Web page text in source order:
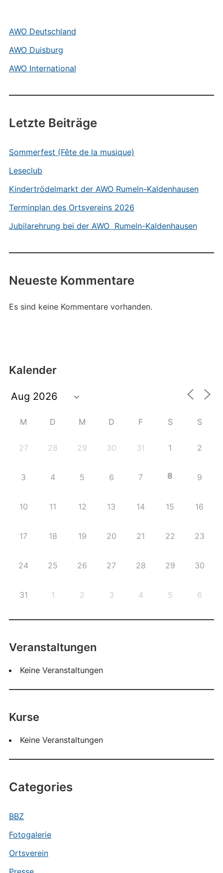
AWO Deutschland
AWO Duisburg
AWO International
Letzte Beiträge
Sommerfest (Fête de la musique)
Leseclub
Kindertrödelmarkt der AWO Rumeln-Kaldenhausen
Terminplan des Ortsvereins 2026
Jubilarehrung bei der AWO Rumeln-Kaldenhausen
Neueste Kommentare
Es sind keine Kommentare vorhanden.
Kalender
M D M D F S S
27 28 29 30 31 1 2
3 4 5 6 7 8 9
10 11 12 13 14 15 16
17 18 19 20 21 22 23
24 25 26 27 28 29 30
31 1 2 3 4 5 6
Veranstaltungen
Keine Veranstaltungen
Kurse
Keine Veranstaltungen
Categories
BBZ
Fotogalerie
Ortsverein